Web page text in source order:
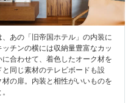
あの「旧帝国ホテル」の内装に
ッチンの横には収納量豊富なカッ
合わせて、着色したオーク材を
と同じ素材のテレビボードも設
の扉。内装と相性がいいものを